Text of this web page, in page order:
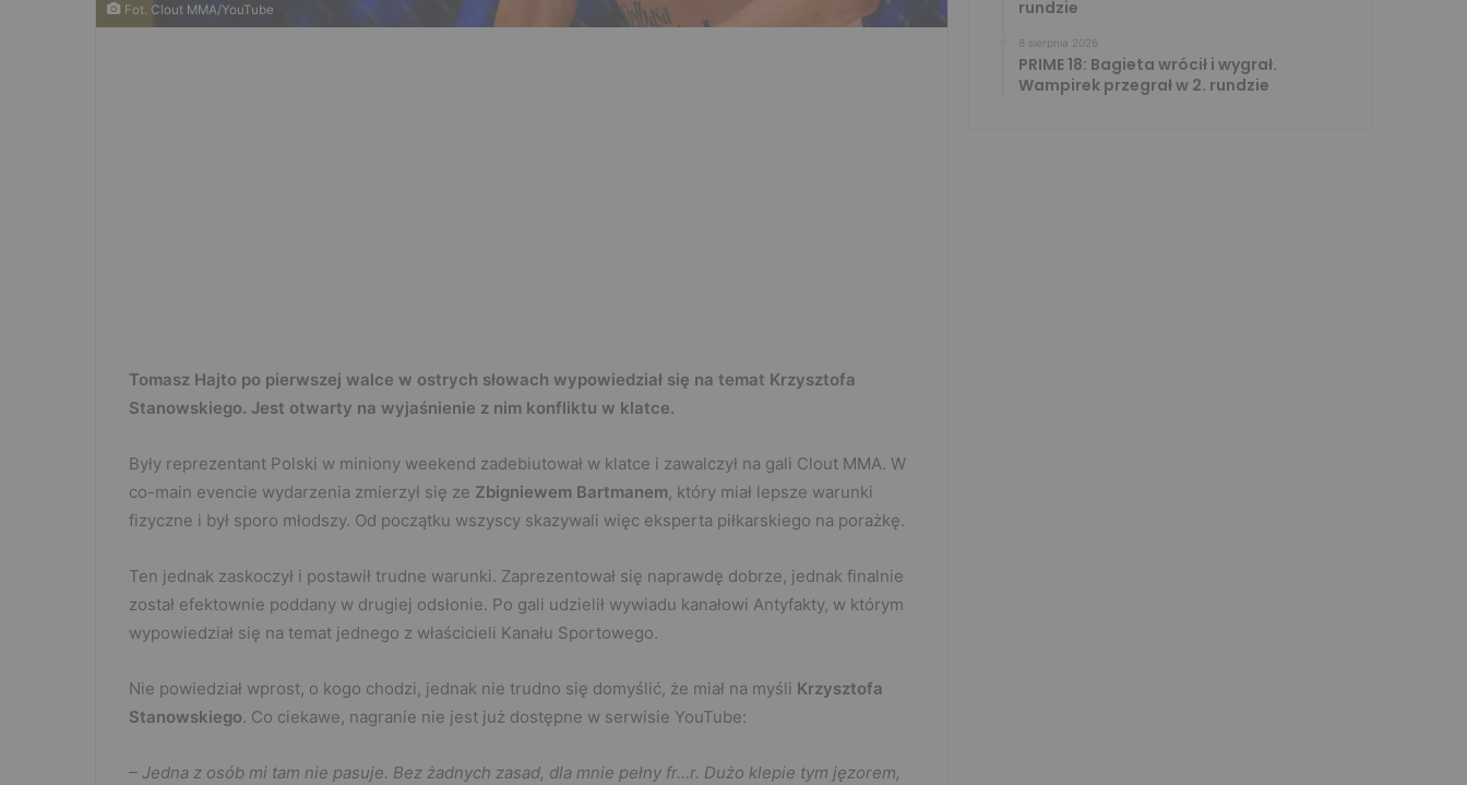
Fot. Clout MMA/YouTube
Tomasz Hajto po pierwszej walce w ostrych słowach wypowiedział się na temat Krzysztofa
Stanowskiego. Jest otwarty na wyjaśnienie z nim konfliktu w klatce.
Były reprezentant Polski w miniony weekend zadebiutował w klatce i zawalczył na gali Clout MMA. W
co-main evencie wydarzenia zmierzył się ze Zbigniewem Bartmanem, który miał lepsze warunki
fizyczne i był sporo młodszy. Od początku wszyscy skazywali więc eksperta piłkarskiego na porażkę.
Ten jednak zaskoczył i postawił trudne warunki. Zaprezentował się naprawdę dobrze, jednak finalnie
został efektownie poddany w drugiej odsłonie. Po gali udzielił wywiadu kanałowi Antyfakty, w którym
wypowiedział się na temat jednego z właścicieli Kanału Sportowego.
Nie powiedział wprost, o kogo chodzi, jednak nie trudno się domyślić, że miał na myśli Krzysztofa
Stanowskiego. Co ciekawe, nagranie nie jest już dostępne w serwisie YouTube:
– Jedna z osób mi tam nie pasuje. Bez żadnych zasad, dla mnie pełny fr…r. Dużo klepie tym jęzorem,
rundzie
8 sierpnia 2026
PRIME 18: Bagieta wrócił i wygrał.
Wampirek przegrał w 2. rundzie